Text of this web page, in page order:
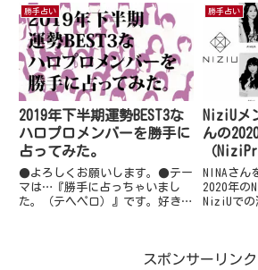
ガールズと、名実ともにプロレス
界を代表する団体となりつつ有る
DDTプロレスリングがアイドル
界、プロレス界の垣根と常識を
壊...
「アンジ
「
トリー」
2021年
勝手占い
2019年下半期運勢BEST3な
ハロプロメンバーを勝手に
占ってみた。
●よろしくお願いします。●テー
マは…『勝手に占っちゃいまし
た。（テヘペロ）』です。好きな
た。(*^^*)●リニューアル記念
勝手占い
NiziUメ
んの
（
NINAさん
2020年の
NiziUでの
向きな風
スポンサーリンク